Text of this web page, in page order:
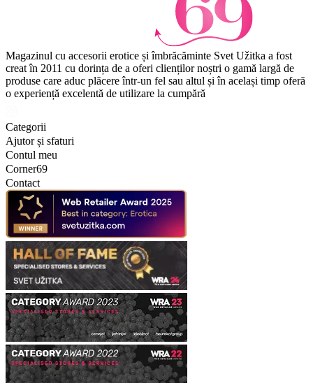
Magazinul cu accesorii erotice și îmbrăcăminte Svet Užitka a fost
creat în 2011 cu dorința de a oferi clienților noștri o gamă largă de
produse care aduc plăcere într-un fel sau altul și în același timp oferă
o experiență excelentă de utilizare la cumpără
Categorii
Ajutor și sfaturi
Contul meu
Corner69
Contact